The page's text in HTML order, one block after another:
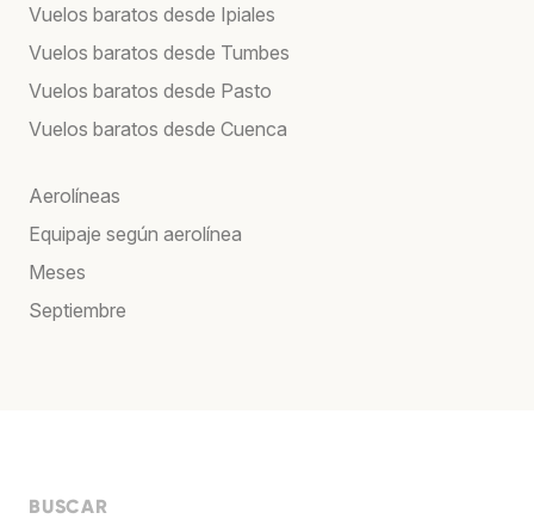
Vuelos baratos desde Ipiales
Vuelos baratos desde Tumbes
Vuelos baratos desde Pasto
Vuelos baratos desde Cuenca
Aerolíneas
Equipaje según aerolínea
Meses
Septiembre
BUSCAR